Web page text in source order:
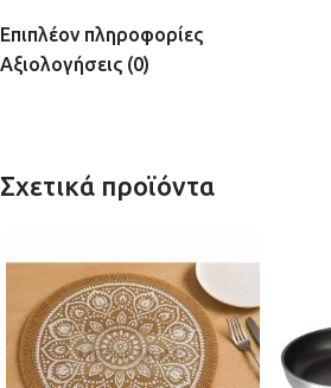
Επιπλέον πληροφορίες
Αξιολογήσεις (0)
Σχετικά προϊόντα